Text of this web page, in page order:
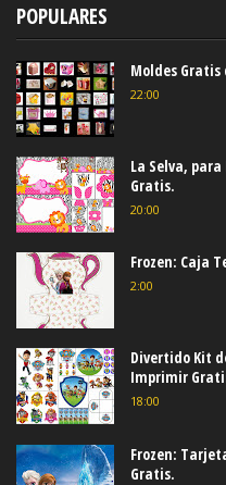
POPULARES
Moldes Gratis
22:00
La Selva,
Gratis.
20:00
Frozen: Caja
2:00
Divertido Kit
Imprimir
18:00
Frozen:
Gratis.